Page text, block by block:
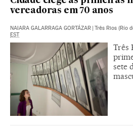
vereadoras em 70 anos
NAIARA GALARRAGA GORTÁZAR Três Rios (Río
EST
Três
sete